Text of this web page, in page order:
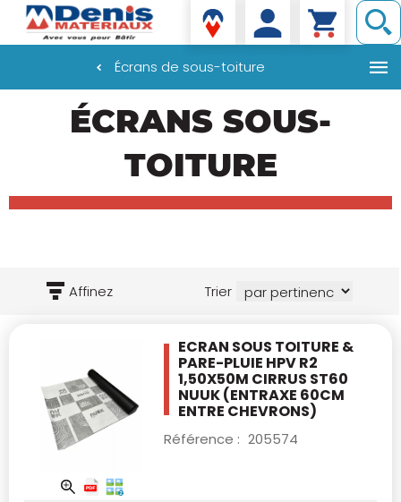
Denis matériaux
Écrans de sous-toiture
ÉCRANS SOUS-
TOITURE
Affinez Trier
ECRAN SOUS TOITURE &
PARE-PLUIE HPV R2
1,50X50M CIRRUS ST60
NUUK(ENTRAXE 60CM
ENTRE CHEVRONS)
Référence : 205574